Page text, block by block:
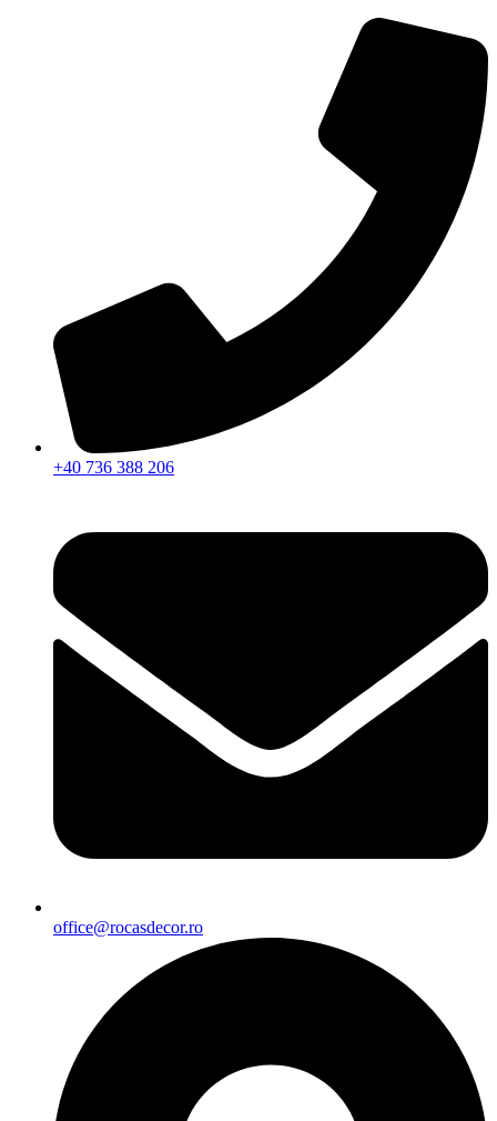
+40 736 388 206
office@rocasdecor.ro